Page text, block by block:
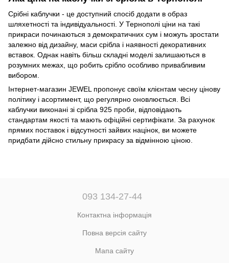
Срібні каблучки - це доступний спосіб додати в образ
шляхетності та індивідуальності. У Тернополі ціни на такі
прикраси починаються з демократичних сум і можуть зростати
залежно від дизайну, маси срібла і наявності декоративних
вставок. Однак навіть більш складні моделі залишаються в
розумних межах, що робить срібло особливо привабливим
вибором.
Інтернет-магазин JEWEL пропонує своїм клієнтам чесну цінову
політику і асортимент, що регулярно оновлюється. Всі
каблучки виконані зі срібла 925 проби, відповідають
стандартам якості та мають офіційні сертифікати. За рахунок
прямих поставок і відсутності зайвих націнок, ви можете
придбати дійсно стильну прикрасу за відмінною ціною.
093 134-27-44
Контактна інформація
Повна версія сайту
Мапа сайту